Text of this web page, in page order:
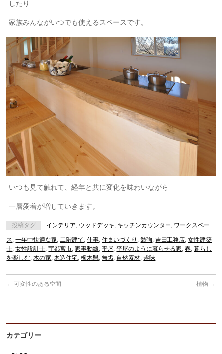
したり
家族みんながいつでも使えるスペースです。
いつも見て触れて、経年と共に変化を味わいながら
一層愛着が増していきます。
投稿タグ インテリア, ウッドデッキ, キッチンカウンター, ワークスペー
ス,一年中快適な家,二階建て,仕事,住まいづくり ,勉強,吉田工務店,女性建築
士,女性設計士,宇都宮市,家事動線,平屋,平屋のように暮らせる家,春,暮らし
を楽しむ,木の家,木造住宅,栃木県,無垢, 自然素材, 趣味
← 可変性のある空間 植物 →
カテゴリー